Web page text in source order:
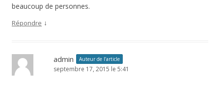
beaucoup de personnes.
Répondre ↓
admin Auteur de l’article
septembre 17, 2015 le 5:41